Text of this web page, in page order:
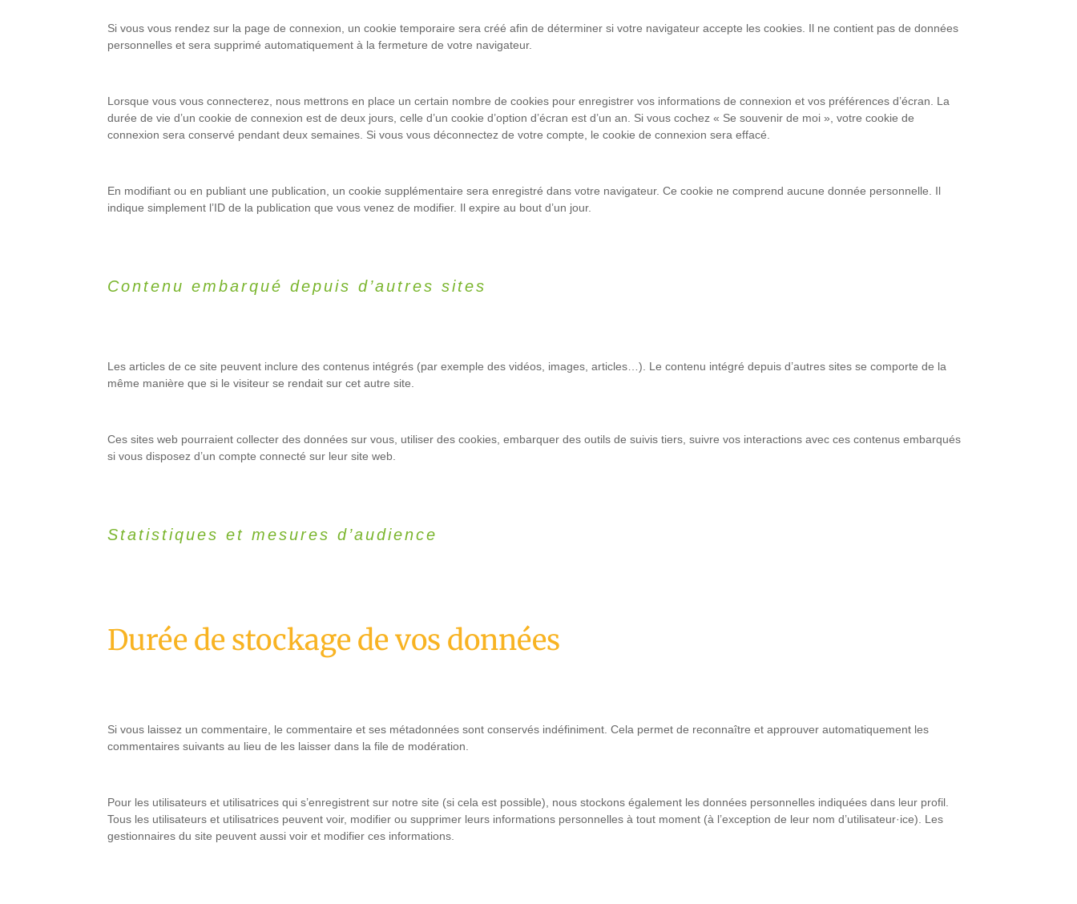
Si vous vous rendez sur la page de connexion, un cookie temporaire sera créé afin de déterminer si votre navigateur accepte les cookies. Il ne contient pas de données
personnelles et sera supprimé automatiquement à la fermeture de votre navigateur.
Lorsque vous vous connecterez, nous mettrons en place un certain nombre de cookies pour enregistrer vos informations de connexion et vos préférences d’écran. La
durée de vie d’un cookie de connexion est de deux jours, celle d’un cookie d’option d’écran est d’un an. Si vous cochez « Se souvenir de moi », votre cookie de
connexion sera conservé pendant deux semaines. Si vous vous déconnectez de votre compte, le cookie de connexion sera effacé.
En modifiant ou en publiant une publication, un cookie supplémentaire sera enregistré dans votre navigateur. Ce cookie ne comprend aucune donnée personnelle. Il
indique simplement l’ID de la publication que vous venez de modifier. Il expire au bout d’un jour.
Contenu embarqué depuis d’autres sites
Les articles de ce site peuvent inclure des contenus intégrés (par exemple des vidéos, images, articles…). Le contenu intégré depuis d’autres sites se comporte de la
même manière que si le visiteur se rendait sur cet autre site.
Ces sites web pourraient collecter des données sur vous, utiliser des cookies, embarquer des outils de suivis tiers, suivre vos interactions avec ces contenus embarqués
si vous disposez d’un compte connecté sur leur site web.
Statistiques et mesures d’audience
Durée de stockage de vos données
Si vous laissez un commentaire, le commentaire et ses métadonnées sont conservés indéfiniment. Cela permet de reconnaître et approuver automatiquement les
commentaires suivants au lieu de les laisser dans la file de modération.
Pour les utilisateurs et utilisatrices qui s’enregistrent sur notre site (si cela est possible), nous stockons également les données personnelles indiquées dans leur profil.
Tous les utilisateurs et utilisatrices peuvent voir, modifier ou supprimer leurs informations personnelles à tout moment (à l’exception de leur nom d’utilisateur·ice). Les
gestionnaires du site peuvent aussi voir et modifier ces informations.